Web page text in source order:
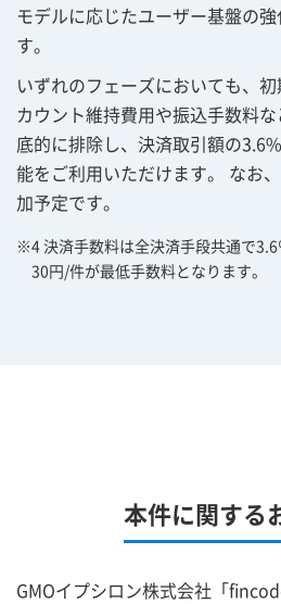
モデルに応じたユーザー基盤の
す。
いずれのフェーズにおいても、
カウント維持費用や振込手数料
底的に排除し、決済取引額の
能をご利用いただけます。 なお
加予定です。
※4 決済手数料は全決済手段共通で
30円/件が最低手数料となります。
本件に関する
GMOイプシロン株式会社「